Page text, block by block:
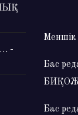
-
Бас
Бас